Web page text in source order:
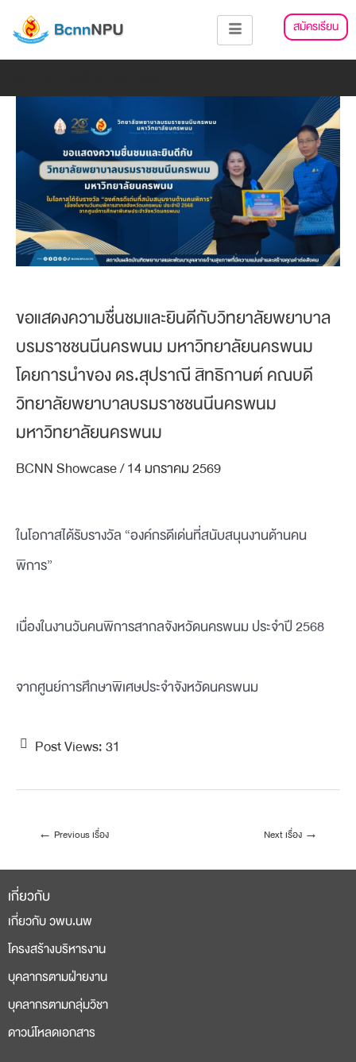
สมัครเรียน
ขอแสดงความชื่นชมและยินดีกับวิทยาลัยพยาบาล
บรมราชชนนีนครพนม มหาวิทยาลัยนครพนม
โดยการนำของ ดร.สุปราณี สิทธิกานต์ คณบดี
วิทยาลัยพยาบาลบรมราชชนนีนครพนม
มหาวิทยาลัยนครพนม
BCNN Showcase/14 มกราคม 2569
ในโอกาสได้รับรางวัล “องค์กรดีเด่นที่สนับสนุนงานด้านคน
พิการ”
เนื่องในงานวันคนพิการสากลจังหวัดนครพนม ประจำปี 2568
จากศูนย์การศึกษาพิเศษประจำจังหวัดนครพนม
Post Views:31
แนะแนว
เรื่อง
← Previous เรื่อง Next เรื่อง →
เกี่ยวกับ
เกี่ยวกับ วพบ.นพ
โครงสร้างบริหารงาน
บุคลากรตามฝ่ายงาน
บุคลากรตามกลุ่มวิชา
ดาวน์โหลดเอกสาร